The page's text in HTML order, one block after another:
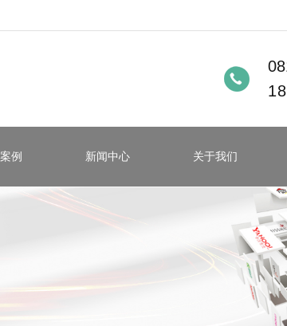
例 新闻中心 关于我们